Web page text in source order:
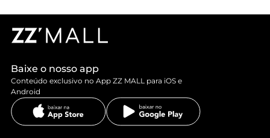
Baixe o nosso app
Conteúdo exclusivo no App ZZ MALL para iOS e
Android